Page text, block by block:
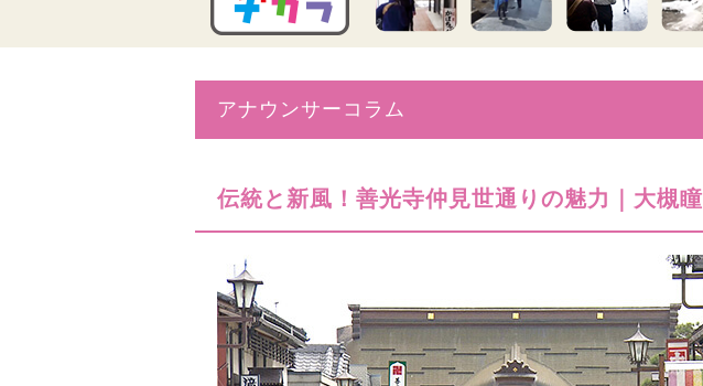
アナウンサーコラム
伝統と新風！善光寺仲見世通りの魅力｜大槻瞳